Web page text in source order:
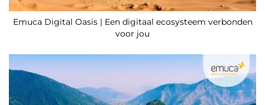
Emuca Digital Oasis | Een digitaal ecosysteem verbonden
voor jou